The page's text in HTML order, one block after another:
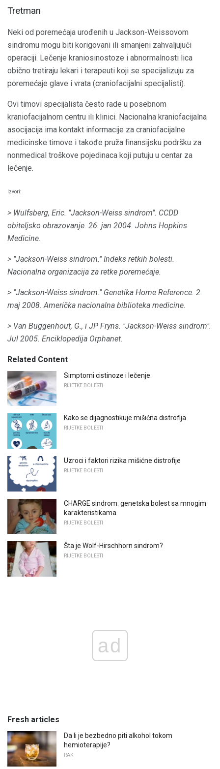
Tretman
Neki od poremećaja urođenih u Jackson-Weissovom
sindromu mogu biti korigovani ili smanjeni zahvaljujući
operaciji. Lečenje kraniosinostoze i abnormalnosti lica
obično tretiraju lekari i terapeuti koji se specijalizuju za
poremećaje glave i vrata (craniofacijalni specijalisti).
Ovi timovi specijalista često rade u posebnom
kraniofacijalnom centru ili klinici. Nacionalna kraniofacijalna
asocijacija ima kontakt informacije za craniofacijalne
medicinske timove i takođe pruža finansijsku podršku za
nonmedical troškove pojedinaca koji putuju u centar za
lečenje.
Izvori:
> Wulfsberg, Eric. "Jackson-Weiss sindrom". CCDD
obiteljsko obrazovanje. 26. jan 2004. Johns Hopkins
Medicine.
> "Jackson-Weiss sindrom." Indeks retkih bolesti.
Nacionalna organizacija za retke poremećaje.
> "Jackson-Weiss sindrom." Genetika Home Reference. 2.
maj 2008. Američka nacionalna biblioteka medicine.
> Van Buggenhout, G., i JP Fryns. "Jackson-Weiss sindrom".
Jul 2005. Enciklopedija Orphanet.
Related Content
Simptomi cistinoze i lečenje
RIJETKE BOLESTI
Kako se dijagnostikuje mišićna distrofija
RIJETKE BOLESTI
Uzroci i faktori rizika mišićne distrofije
RIJETKE BOLESTI
CHARGE sindrom: genetska bolest sa mnogim
karakteristikama
RIJETKE BOLESTI
Šta je Wolf-Hirschhorn sindrom?
RIJETKE BOLESTI
ad
Fresh articles
Da li je bezbedno piti alkohol tokom
hemioterapije?
RAK